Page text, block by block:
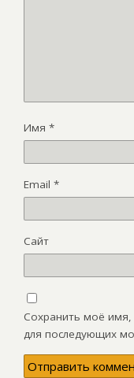
Имя *
Email *
Сайт
Сохранить моё имя,
для последующих